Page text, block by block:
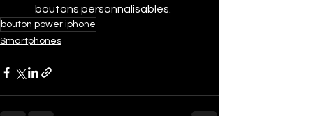
boutons personnalisables.
bouton power iphone
Smartphones